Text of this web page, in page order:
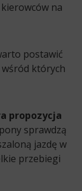
na
postawić
których
propozycja
sprawdzą
jazdę w
przebiegi